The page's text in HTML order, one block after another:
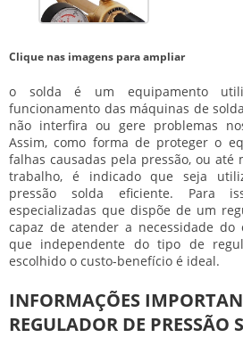
Clique nas imagens para ampliar
o solda é um equipamento
funcionamento das máquinas de
não interfira ou gere problemas
Assim, como forma de proteger o
falhas causadas pela pressão, ou até
trabalho, é indicado que seja
pressão solda eficiente. Para
especializadas que dispõe de um
capaz de atender a necessidade do
que independente do tipo de
escolhido o custo-benefício é ideal.
INFORMAÇÕES
REGULADOR DE PRESSÃO